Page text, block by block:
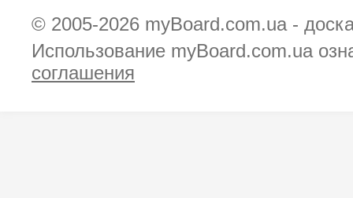
© 2005-2026 myBoard.com.ua -
Использование myBoard.com.ua
соглашения